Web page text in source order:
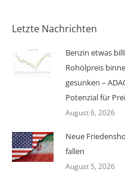
Letzte Nachrichten
Benzin etwas
Rohölpreis
gesunken –
Potenzial für
August 6, 2026
Neue
fallen
August 5, 2026